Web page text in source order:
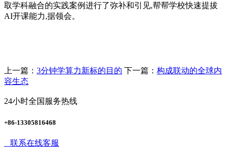
取学科融合的实践案例进行了弥补和引见,帮帮学校快速提拔
AI开课能力,据领会。
上一篇： 3分钟学算力新标的目的 下一篇： 构成联动的全球内
容生态
24小时全国服务热线
+86-13305816468
联系在线客服